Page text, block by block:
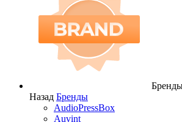
Назад Бренды
AudioPressBox
Auvint